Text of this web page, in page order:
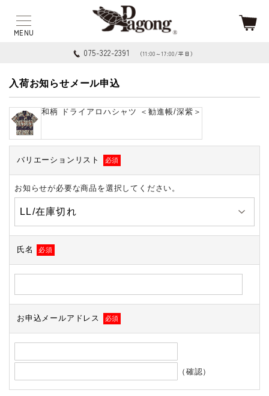
075-322-2391 （11:00～17:00/平日）
入荷お知らせメール申込
和柄 ドライアロハシャツ ＜勧進帳/深紫＞
バリエーションリスト 必須
お知らせが必要な商品を選択してください。
氏名 必須
お申込メールアドレス 必須
（確認）